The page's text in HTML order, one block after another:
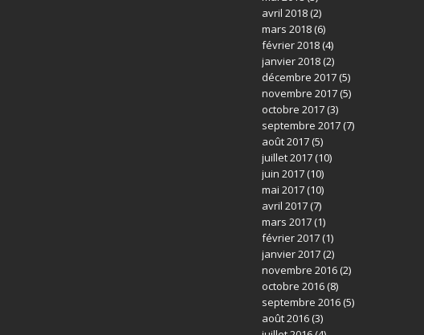
avril 2018(2)
mars 2018(6)
février 2018(4)
janvier 2018(2)
décembre 2017(5)
novembre 2017(5)
octobre 2017(3)
septembre 2017(7)
août 2017(5)
juillet 2017(10)
juin 2017(10)
mai 2017(10)
avril 2017(7)
mars 2017(1)
février 2017(1)
janvier 2017(2)
novembre 2016(2)
octobre 2016(8)
septembre 2016(5)
août 2016(3)